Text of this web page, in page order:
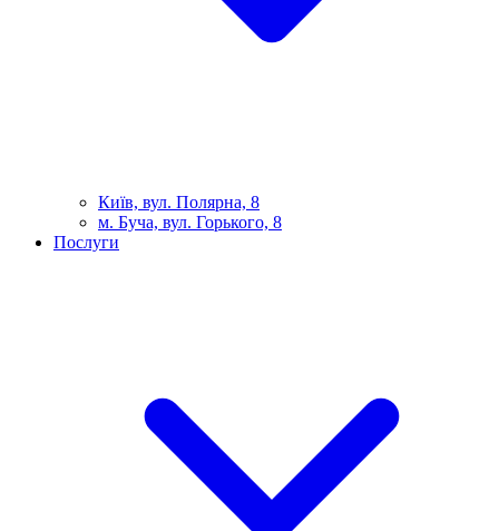
Київ, вул. Полярна, 8
м. Буча, вул. Горького, 8
Послуги